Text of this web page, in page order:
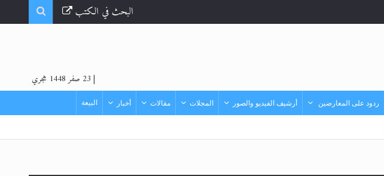
البحث في الكتب
| 23 صفر 1448 هجري
ردود على المعارضين أرشيف الفيديو والصور المجلات مقالات أخبار البيعة